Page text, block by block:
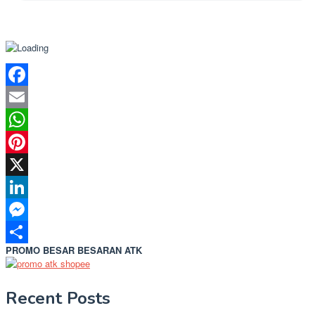
Facebook
Email
WhatsApp
Pinterest
X
LinkedIn
Messenger
Share
PROMO BESAR BESARAN ATK
Recent Posts